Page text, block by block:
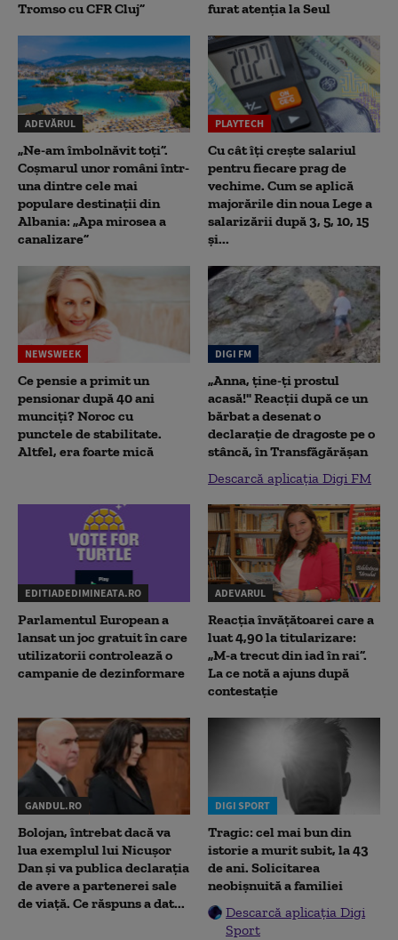
Tromso cu CFR Cluj” furat atenția la Seul
ADEVĂRUL
„Ne-am îmbolnăvit toți”.
Coșmarul unor români într-
una dintre cele mai
populare destinații din
Albania: „Apa mirosea a
canalizare”
PLAYTECH
Cu cât îți crește salariul
pentru fiecare prag de
vechime. Cum se aplică
majorările din noua Lege a
salarizării după 3, 5, 10, 15
și...
NEWSWEEK
Ce pensie a primit un
pensionar după 40 ani
munciți? Noroc cu
punctele de stabilitate.
Altfel, era foarte mică
DIGI FM
„Anna, ţine-ţi prostul
acasă!" Reacţii după ce un
bărbat a desenat o
declaraţie de dragoste pe o
stâncă, în Transfăgărăşan
Descarcă aplicația Digi FM
EDITIADEDIMINEATA.RO
Parlamentul European a
lansat un joc gratuit în care
utilizatorii controlează o
campanie de dezinformare
ADEVARUL
Reacția învățătoarei care a
luat 4,90 la titularizare:
„M-a trecut din iad în rai”.
La ce notă a ajuns după
contestație
GANDUL.RO
Bolojan, întrebat dacă va
lua exemplul lui Nicușor
Dan și va publica declarația
de avere a partenerei sale
de viață. Ce răspuns a dat...
DIGI SPORT
Tragic: cel mai bun din
istorie a murit subit, la 43
de ani. Solicitarea
neobișnuită a familiei
Descarcă aplicația Digi
Sport